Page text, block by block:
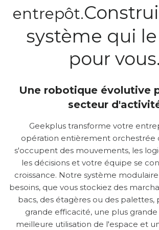
entrepôt.
système qui
pour vous.
Une robotique évolutive
secteur
Geekplus transforme votre
opération entièrement orchestrée
s'occupent des mouvements, les
les décisions et votre équipe se
croissance. Notre système
besoins, que vous stockiez des
bacs, des étagères ou des palettes,
grande efficacité, une plus grande
meilleure utilisation de l'espace et